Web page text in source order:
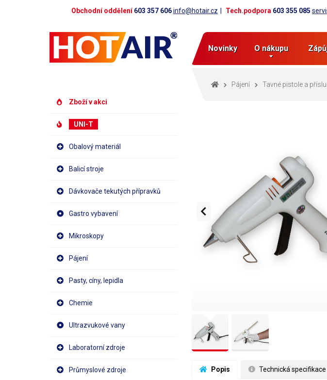
Obchodní oddělení603 357 606info@hotair.cz Tech.podpora 603 355 085
Novinky O nákupu
Zboží v akci
UNI-T
Obalový materiál
Balicí stroje
Dávkovače tekutých přípravků
Gastro vybavení
Mikroskopy
Pájení
Pasty, cíny, lepidla
Chemie
Ultrazvukové vany
Laboratorní zdroje
Průmyslové zdroje
Pájení Tavné pistole a
Popis Technická specifikace